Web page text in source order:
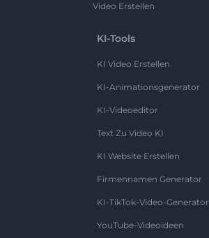
Video Erstellen
KI-Tools
KI Video Erstellen
KI-Animationsgenerator
KI-Videoeditor
Text Zu Video KI
KI Website Erstellen
Firmennamen Generator
KI-TikTok-Video-Generator
YouTube-Videoideen